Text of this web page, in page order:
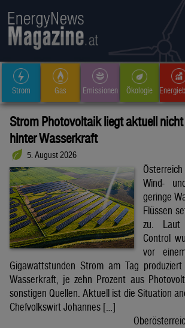
Strom Gas Emissionen Ökologie
Strom Photovoltaik liegt aktuell
hinter Wasserkraft
5. August 2026
Wind-
geringe
Flüssen
zu. Laut
Control
vor
Gigawattstunden Strom am Tag
Wasserkraft, je zehn Prozent aus
sonstigen Quellen. Aktuell ist die Situation
Chefvolkswirt Johannes […]